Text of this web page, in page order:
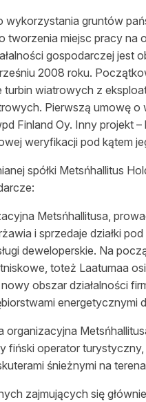
wykorzystania gruntów
tworzenia miejsc pracy na
gospodarczej jest
2008 roku.
wiatrowych z
Pierwszą umowę o
Finland Oy. Inny
weryfikacji pod kątem
spółki Metsńhallitus
Metsńhallitusa,
i sprzedaje działki
deweloperskie. Na
toteż Laatumaa
obszar działalności
energetycznymi
organizacyjna
fiński operator
śnieżnymi na
zajmujących się